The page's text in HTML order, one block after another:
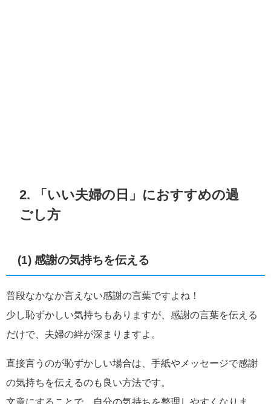
2. 「いい夫婦の日」におすすめの過
ごし方
(1) 感謝の気持ちを伝える
普段なかなか言えない感謝の言葉ですよね！
少し恥ずかしい気持ちもありますが、感謝の言葉を伝える
だけで、夫婦の絆が深まりますよ。
直接言うのが恥ずかしい場合は、手紙やメッセージで感謝
の気持ちを伝えるのも良い方法です。
文章にすることで、自分の気持ちを整理しやすくなりま